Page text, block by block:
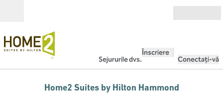
Sejururile dvs.
Înscriere
Conectați-vă
Home2 Suites by Hilton Hammond